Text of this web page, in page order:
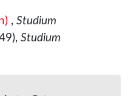
, Studium
Studium